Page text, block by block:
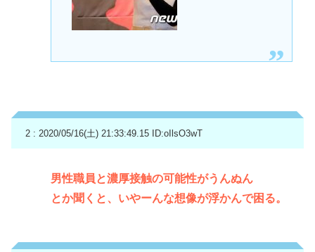
2 : 2020/05/16(土) 21:33:49.15 ID:oIlsO3wT
男性職員と濃厚接触の可能性がうんぬん
とか聞くと、いやーんな想像が浮かんで困る。